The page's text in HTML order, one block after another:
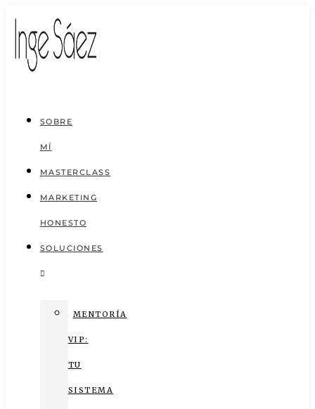
Saltar
contenido
SOBRE
MÍ
MASTERCLASS
MARKETING
HONESTO
SOLUCIONES
MENTORÍA
VIP:
TU
SISTEMA